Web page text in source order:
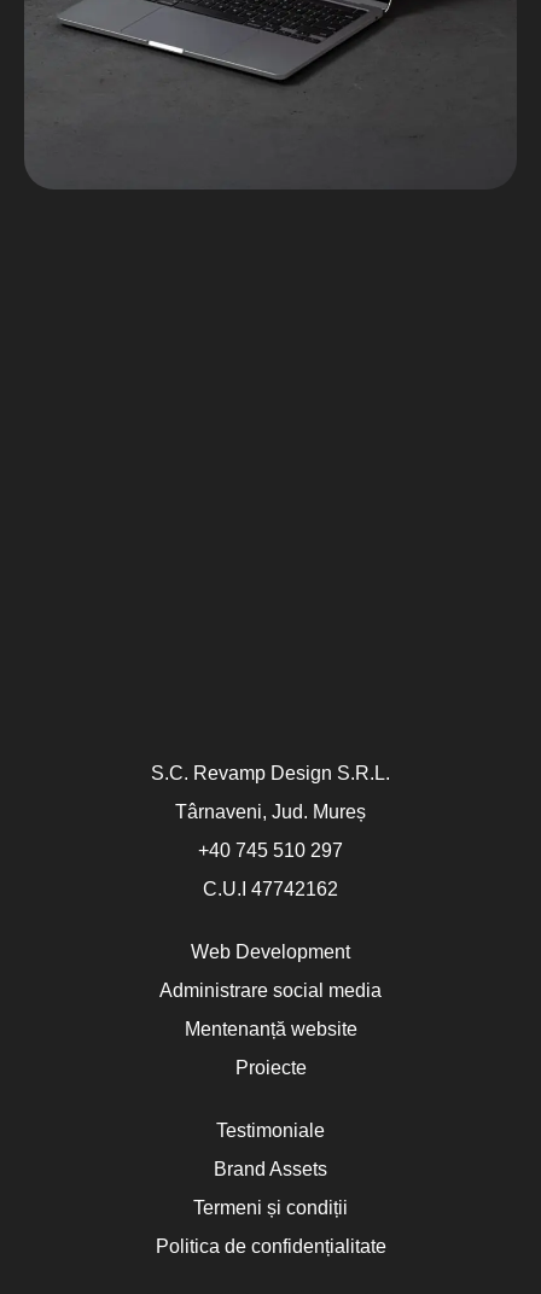
S.C. Revamp Design S.R.L.
Târnaveni, Jud. Mureș
+40 745 510 297
C.U.I 47742162
Web Development
Administrare social media
Mentenanță website
Proiecte
Testimoniale
Brand Assets
Termeni și condiții
Politica de confidențialitate